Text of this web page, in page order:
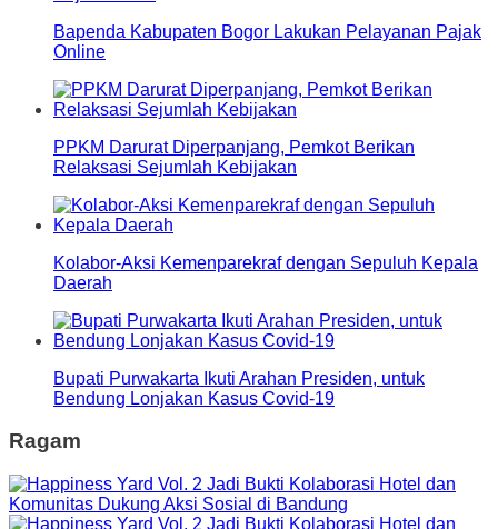
Bapenda Kabupaten Bogor Lakukan Pelayanan Pajak
Online
PPKM Darurat Diperpanjang, Pemkot Berikan
Relaksasi Sejumlah Kebijakan
Kolabor-Aksi Kemenparekraf dengan Sepuluh Kepala
Daerah
Bupati Purwakarta Ikuti Arahan Presiden, untuk
Bendung Lonjakan Kasus Covid-19
Ragam